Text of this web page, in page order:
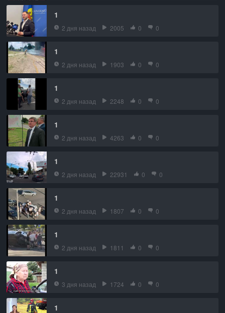
1
2 дня назад 2005 0 0
1
2 дня назад 1903 0 0
1
2 дня назад 2248 0 0
1
2 дня назад 4263 0 0
1
2 дня назад 22931 0 0
1
2 дня назад 1807 0 0
1
2 дня назад 1811 0 0
1
3 дня назад 1724 0 0
1